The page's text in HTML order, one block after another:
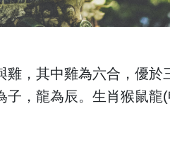
，其中雞為六合，優於
，龍為辰。生肖猴鼠龍